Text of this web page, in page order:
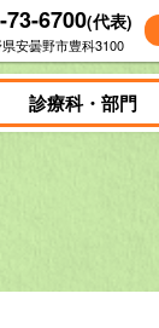
73-6700(代表)
安曇野市豊科3100
診療科・部門